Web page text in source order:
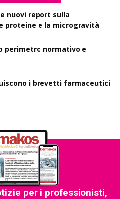
nuovi report sulla
proteine e la microgravità
perimetro normativo e
i brevetti farmaceutici
per i professionisti,